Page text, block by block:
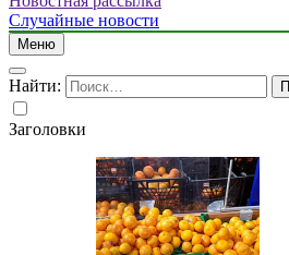
Случайные новости
Меню
Найти:
Заголовки